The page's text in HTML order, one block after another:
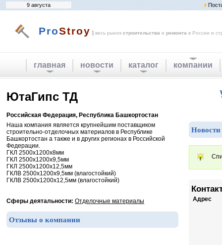
9 августа
ProStroy | весь рынок строительства и ремонта в России и
главная новости каталог компании
ЮтаГипс ТД
Российская Федерация, Республика Башкортостан
Наша компания является крупнейшим поставщиком
строительно-отделочных материалов в Республике
Башкортостан а также и в других регионах в Российской
Федерации.
ГКЛ 2500х1200х8мм
ГКЛ 2500х1200х9,5мм
ГКЛ 2500х1200х12,5мм
ГКЛВ 2500х1200х9,5мм (влагостойкий)
ГКЛВ 2500х1200х12,5мм (влагостойкий)
Сферы деятальности: Отделочные материалы
Отзывы о компании
Адрес